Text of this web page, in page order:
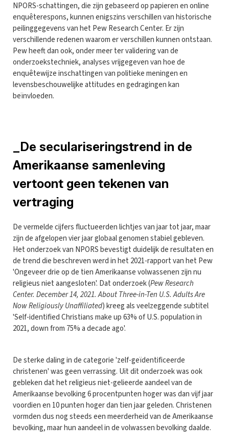
NPORS-schattingen, die zijn gebaseerd op papieren en online
enquêterespons, kunnen enigszins verschillen van historische
peilinggegevens van het Pew Research Center. Er zijn
verschillende redenen waarom er verschillen kunnen ontstaan.
Pew heeft dan ook, onder meer ter validering van de
onderzoekstechniek, analyses vrijgegeven van hoe de
enquêtewijze inschattingen van politieke meningen en
levensbeschouwelijke attitudes en gedragingen kan
beïnvloeden.
_De seculariseringstrend in de
Amerikaanse samenleving
vertoont geen tekenen van
vertraging
De vermelde cijfers fluctueerden lichtjes van jaar tot jaar, maar
zijn de afgelopen vier jaar globaal genomen stabiel gebleven.
Het onderzoek van NPORS bevestigt duidelijk de resultaten en
de trend die beschreven werd in het 2021-rapport van het Pew
'Ongeveer drie op de tien Amerikaanse volwassenen zijn nu
religieus niet aangesloten'. Dat onderzoek (Pew Research
Center. December 14, 2021. About Three-in-Ten U.S. Adults Are
Now Religiously Unaffiliated) kreeg als veelzeggende subtitel
'Self-identified Christians make up 63% of U.S. population in
2021, down from 75% a decade ago'.
De sterke daling in de categorie 'zelf-geïdentificeerde
christenen' was geen verrassing. Uit dit onderzoek was ook
gebleken dat het religieus niet-gelieerde aandeel van de
Amerikaanse bevolking 6 procentpunten hoger was dan vijf jaar
voordien en 10 punten hoger dan tien jaar geleden. Christenen
vormden dus nog steeds een meerderheid van de Amerikaanse
bevolking, maar hun aandeel in de volwassen bevolking daalde.